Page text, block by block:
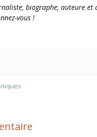
biographe, auteure et
vous !